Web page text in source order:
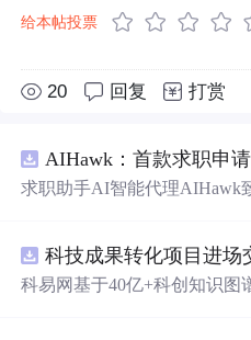
给本帖投票
20 回复 打赏
AIHawk：首款求职申
求职助手AI智能代理AIHawk
科易网基于40亿+科创知识图